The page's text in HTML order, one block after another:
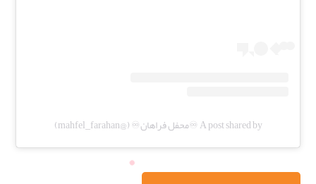
A post shared by ♾️محفل فراهان♾️ (@mahfel_farahan)